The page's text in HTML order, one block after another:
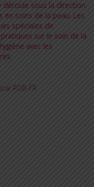
déroule sous la direction
en soins de la peau. Les
spéciales de
sur le soin de la
avec les